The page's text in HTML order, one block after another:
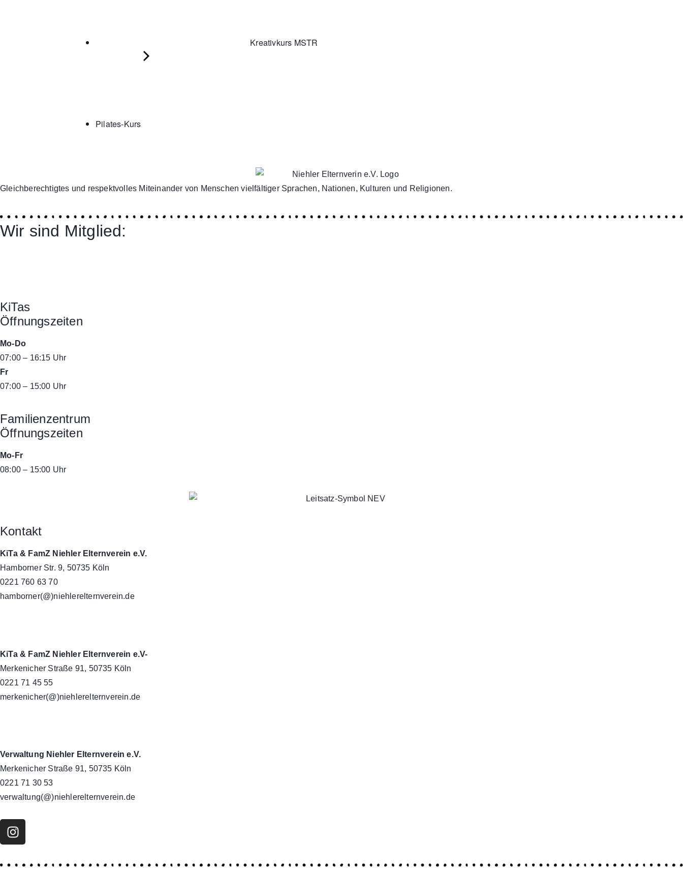
Kreativkurs MSTR
Pilates-Kurs
Gleichberechtigtes und respektvolles Miteinander von Menschen vielfältiger Sprachen, Nationen, Kulturen und Religionen.
Wir sind Mitglied:
KiTas
Öffnungszeiten
Mo-Do
07:00 – 16:15 Uhr
Fr
07:00 – 15:00 Uhr
Familienzentrum
Öffnungszeiten
Mo-Fr
08:00 – 15:00 Uhr
Kontakt
KiTa & FamZ Niehler Elternverein e.V.
Hamborner Str. 9, 50735 Köln
0221 760 63 70
hamborner(@)niehlerelternverein.de
KiTa & FamZ Niehler Elternverein e.V-
Merkenicher Straße 91, 50735 Köln
0221 71 45 55
merkenicher(@)niehlerelternverein.de
Verwaltung Niehler Elternverein e.V.
Merkenicher Straße 91, 50735 Köln
0221 71 30 53
verwaltung(@)niehlerelternverein.de